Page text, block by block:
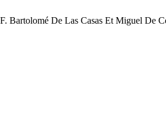
De Las Casas Et Miguel De